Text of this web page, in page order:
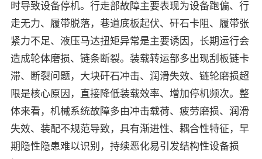
时导致设备停机。行走部故障主要表现为设备跑偏、行
走无力、履带脱落，巷道底板起伏、矸石卡阻、履带张
紧力不足、液压马达扭矩异常是主要诱因，长期运行会
造成轮体磨损、链条断裂。装载转运部多出现刮板链卡
滞、断裂问题，大块矸石冲击、润滑失效、链轮磨损超
限是核心原因，直接降低装载效率、增加停机频次。整
体来看，机械系统故障多由冲击载荷、疲劳磨损、润滑
失效、装配不规范导致，具有渐进性、耦合性特征，早
期隐性隐患难以识别，持续恶化易引发结构性设备损